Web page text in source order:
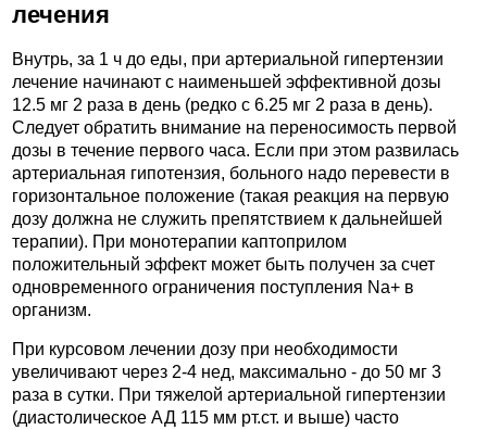
лечения
Внутрь, за 1 ч до еды, при артериальной гипертензии
лечение начинают с наименьшей эффективной дозы
12.5 мг 2 раза в день (редко с 6.25 мг 2 раза в день).
Следует обратить внимание на переносимость первой
дозы в течение первого часа. Если при этом развилась
артериальная гипотензия, больного надо перевести в
горизонтальное положение (такая реакция на первую
дозу должна не служить препятствием к дальнейшей
терапии). При монотерапии каптоприлом
положительный эффект может быть получен за счет
одновременного ограничения поступления Na+ в
организм.
При курсовом лечении дозу при необходимости
увеличивают через 2-4 нед, максимально - до 50 мг 3
раза в сутки. При тяжелой артериальной гипертензии
(диастолическое АД 115 мм рт.ст. и выше) часто